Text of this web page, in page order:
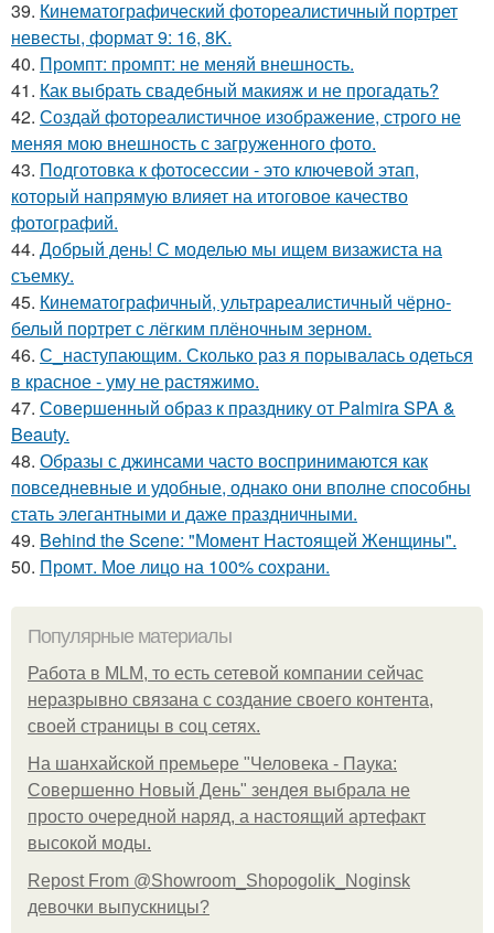
39. Кинематографический фотореалистичный портрет
невесты, формат 9: 16, 8K.
40. Промпт: промпт: не меняй внешность.
41. Как выбрать свадебный макияж и не прогадать?
42. Создай фотореалистичное изображение, строго не
меняя мою внешность с загруженного фото.
43. Подготовка к фотосессии - это ключевой этап,
который напрямую влияет на итоговое качество
фотографий.
44. Добрый день! С моделью мы ищем визажиста на
съемку.
45. Кинематографичный, ультрареалистичный чёрно-
белый портрет с лёгким плёночным зерном.
46. С_наступающим. Сколько раз я порывалась одеться
в красное - уму не растяжимо.
47. Совершенный образ к празднику от Palmira SPA &
Beauty.
48. Образы с джинсами часто воспринимаются как
повседневные и удобные, однако они вполне способны
стать элегантными и даже праздничными.
49. Behind the Scene: "Момент Настоящей Женщины".
50. Промт. Мое лицо на 100% сохрани.
Популярные материалы
Работа в MLM, то есть сетевой компании сейчас
неразрывно связана с создание своего контента,
своей страницы в соц сетях.
На шанхайской премьере "Человека - Паука:
Совершенно Новый День" зендея выбрала не
просто очередной наряд, а настоящий артефакт
высокой моды.
Repost From @Showroom_Shopogolik_Noginsk
девочки выпускницы?